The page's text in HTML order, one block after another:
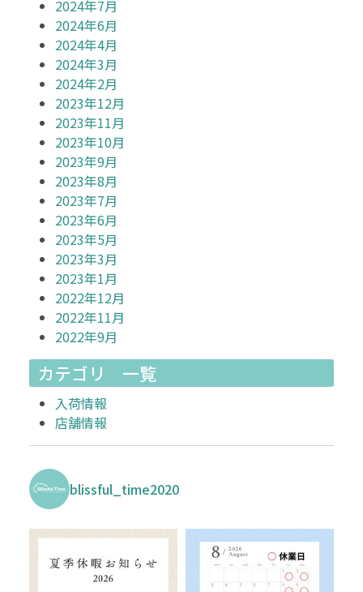
2024年7月
2024年6月
2024年4月
2024年3月
2024年2月
2023年12月
2023年11月
2023年10月
2023年9月
2023年8月
2023年7月
2023年6月
2023年5月
2023年3月
2023年1月
2022年12月
2022年11月
2022年9月
カテゴリ 一覧
入荷情報
店舗情報
blissful_time2020